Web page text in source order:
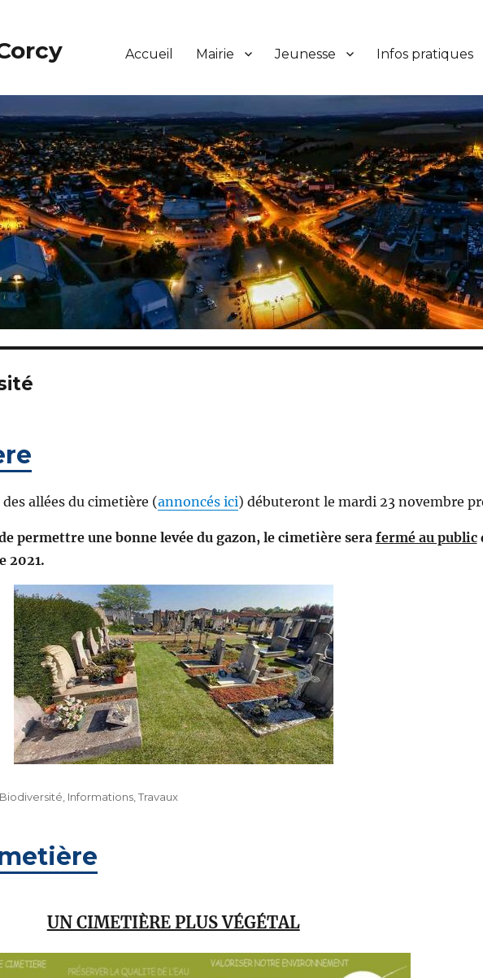
Accueil Mairie Jeunesse Infos pratiques
allées du cimetière (annoncés ici) débuteront le mardi 23 novembre
permettre une bonne levée du gazon, le cimetière sera fermé au public
2021.
Catégories
Biodiversité Informations, Travaux
UN CIMETIÈRE PLUS VÉGÉTAL